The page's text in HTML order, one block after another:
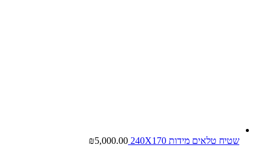
שטיח טלאים מידות 240X170 ₪5,000.00